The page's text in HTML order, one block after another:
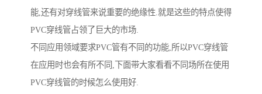
能,还有对穿线管来说重要的绝缘性.就是这些的特点使得
PVC穿线管占领了巨大的市场.
不同应用领域要求PVC管有不同的功能,所以PVC穿线管
在应用时也会有所不同,下面带大家看看不同场所在使用
PVC穿线管的时候怎么使用好.